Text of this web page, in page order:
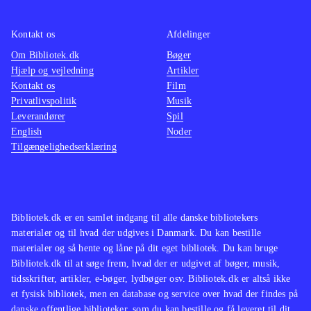
velkendte Singstar koncept. Men
netop det velkendte sangrepertoire vil
nok gøre det populært i de danske
stuer på tværs af aldersgrupper
Singstar konceptet er trods mange år
på bagen og begrænset udvikling af
gameplay siden fremkomsten stadig
med en sangstjerne i maven.
Bibliotek.dk er en samlet indgang til alle danske bibliotekers
materialer og til hvad der udgives i Danmark. Du kan bestille
materialer og så hente og låne på dit eget bibliotek. Du kan bruge
Bibliotek.dk til at søge frem, hvad der er udgivet af bøger, musik,
tidsskrifter, artikler, e-bøger, lydbøger osv. Bibliotek.dk er altså ikke
et fysisk bibliotek, men en database og service over hvad der findes på
Kontakt os
Om Bibliotek.dk
Hjælp og vejledning
Kontakt os
Privatlivspolitik
Leverandører
English
Tilgængelighedserklæring
Afdelinger
Bøger
Artikler
Film
Musik
Spil
Noder